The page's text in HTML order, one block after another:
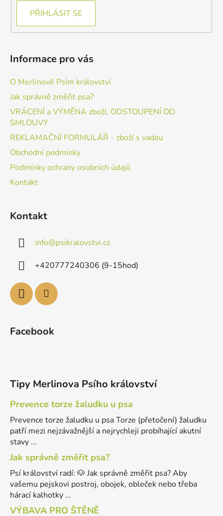
PŘIHLÁSIT SE
Informace pro vás
O Merlinově Psím království
Jak správně změřit psa?
VRÁCENÍ a VÝMĚNA zboží, ODSTOUPENÍ OD
SMLOUVY
REKLAMAČNÍ FORMULÁŘ - zboží s vadou
Obchodní podmínky
Podmínky ochrany osobních údajů
Kontakt
Kontakt
info@psikralovstvi.cz
+420777240306 (9-15hod)
Facebook
Tipy Merlinova Psího království
Prevence torze žaludku u psa
Prevence torze žaludku u psa Torze (přetočení) žaludku
patří mezi nejzávažnější a nejrychleji probíhající akutní
stavy ...
Jak správně změřit psa?
Psí království radí: 🐶 Jak správně změřit psa? Aby
vašemu pejskovi postroj, obojek, obleček nebo třeba
hárací kalhotky ...
VÝBAVA PRO ŠTĚNĚ